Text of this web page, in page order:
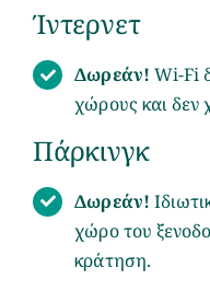
Ίντερνετ
Δωρεάν! Wi-Fi
χώρους και δεν
Πάρκινγκ
Δωρεάν!
χώρο του
κράτηση.